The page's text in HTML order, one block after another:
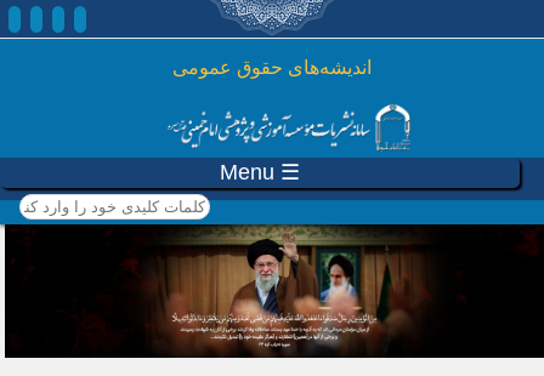
رفتن به محتوای اصلی
اندیشه‌های حقوق عمومی
☰ Menu
کلمات کلیدی خود را وارد
کنید